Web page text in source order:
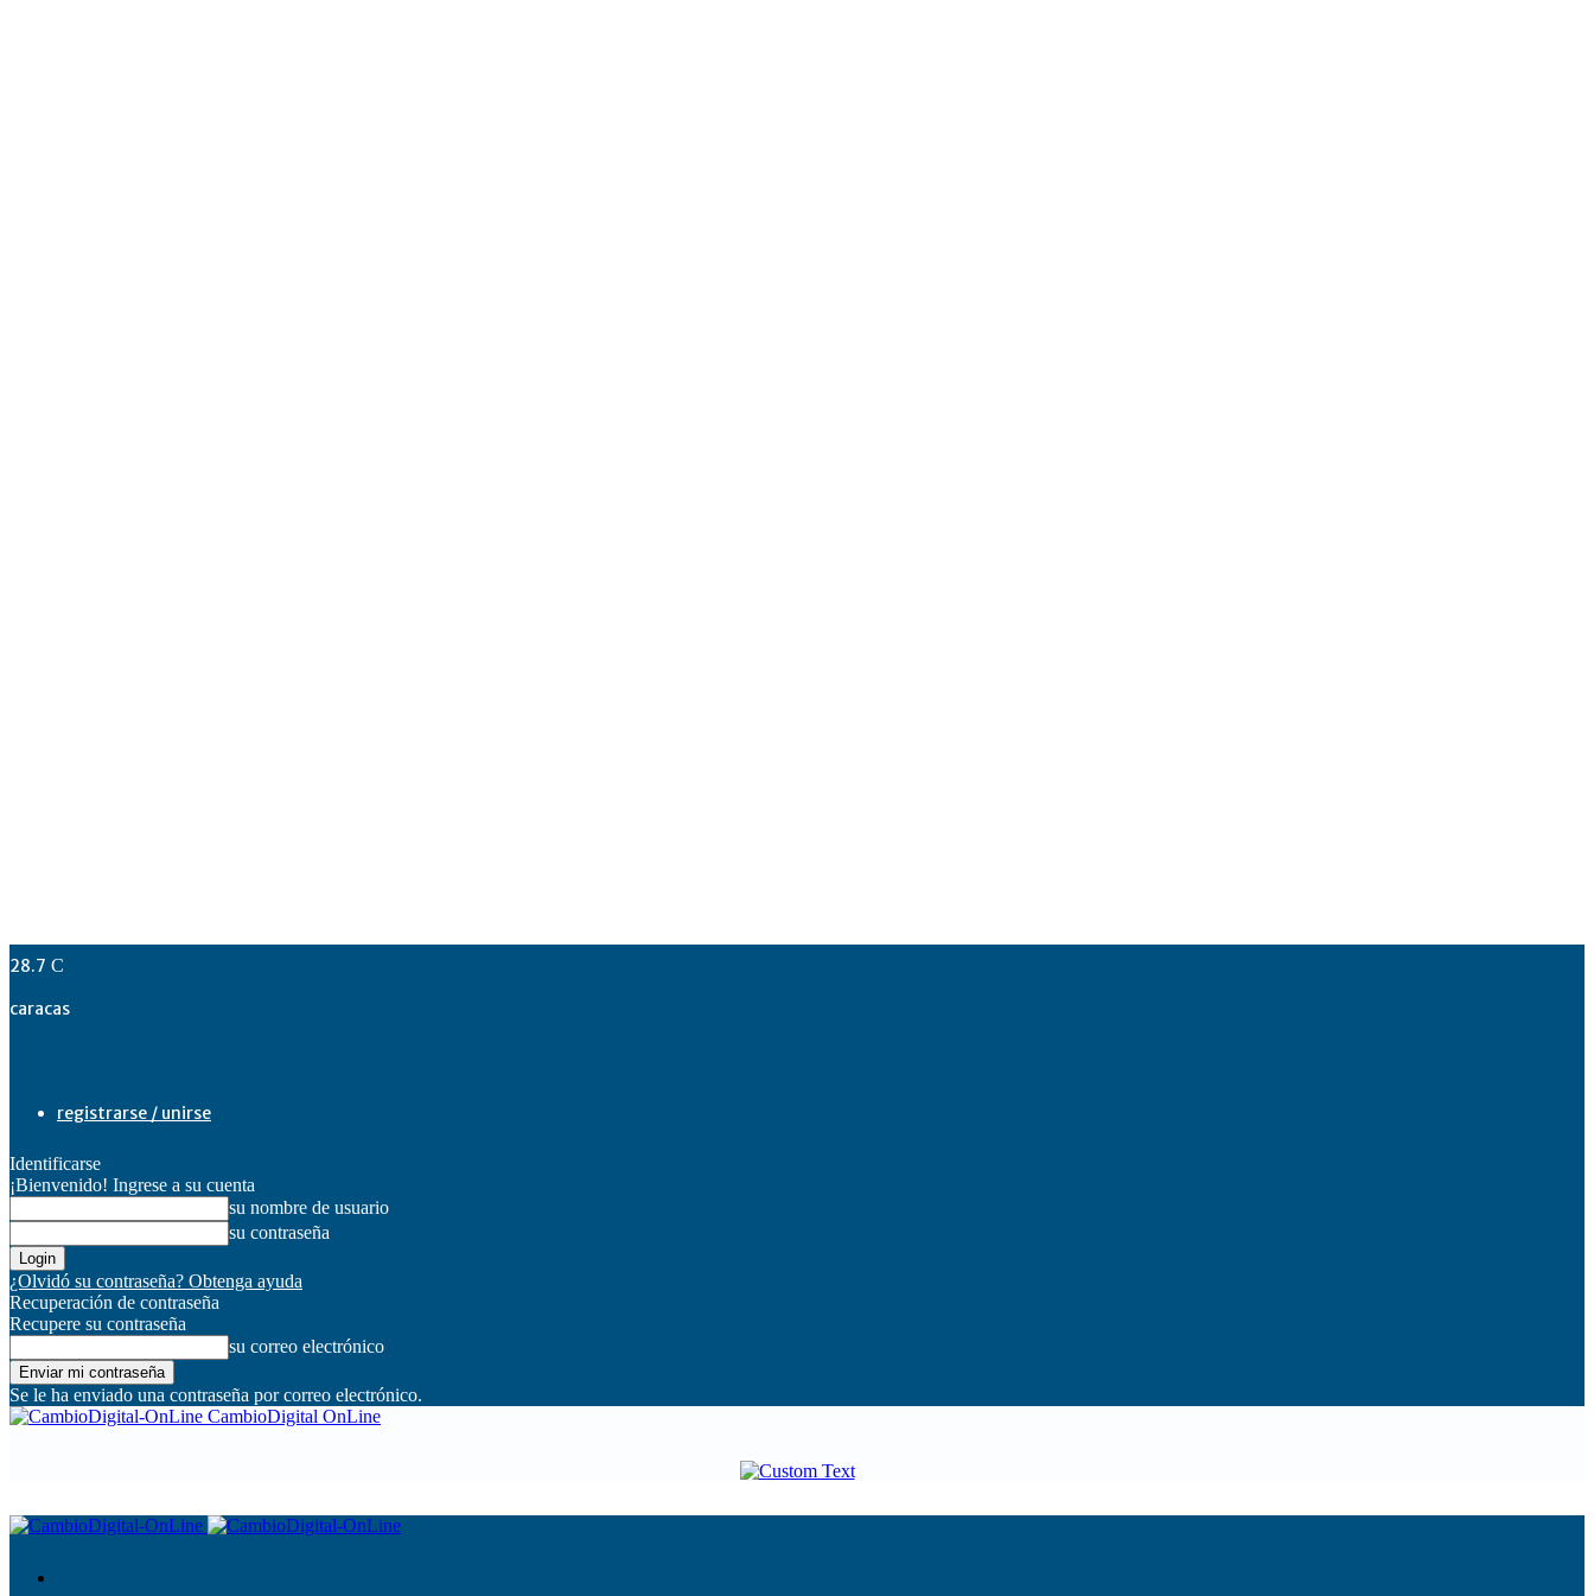
28.7 C
caracas
registrarse / unirse
Identificarse
¡Bienvenido! Ingrese a su cuenta
su nombre de usuario
su contraseña
¿Olvidó su contraseña? Obtenga ayuda
Recuperación de contraseña
Recupere su contraseña
su correo electrónico
Se le ha enviado una contraseña por correo electrónico.
CambioDigital OnLine